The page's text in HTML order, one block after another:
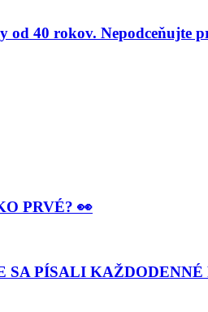
od 40 rokov. Nepodceňujte
PRVÉ? 👀
PÍSALI KAŽDODENNÉ